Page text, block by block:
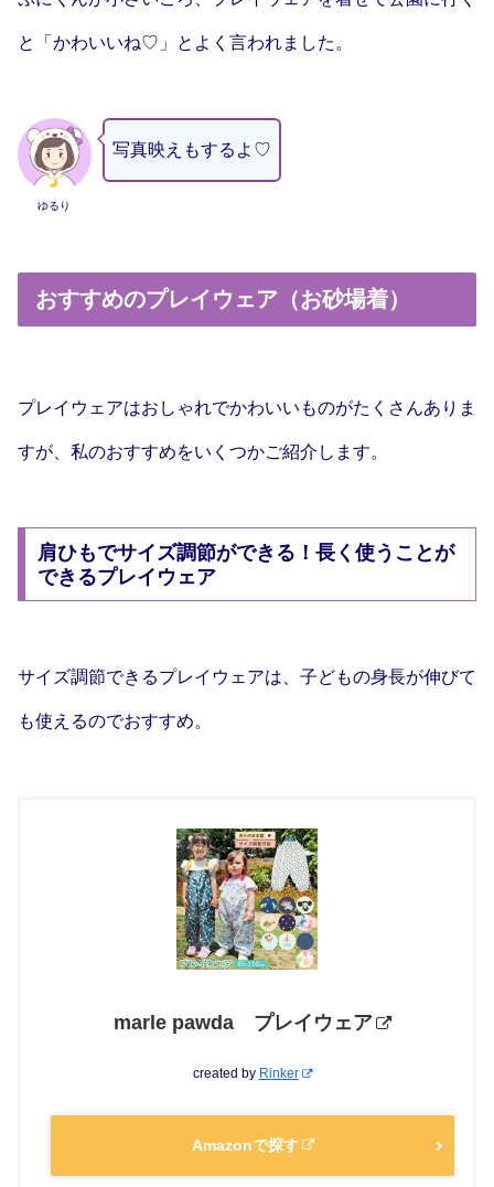
と「かわいいね♡」とよく言われました。
ゆるり
写真映えもするよ♡
おすすめのプレイウェア（お砂場着）
プレイウェアはおしゃれでかわいいものがたくさんありま
すが、私のおすすめをいくつかご紹介します。
肩ひもでサイズ調節ができる！長く使うことが
できるプレイウェア
サイズ調節できるプレイウェアは、子どもの身長が伸びて
も使えるのでおすすめ。
marle pawda プレイウェア
created by Rinker
Amazonで探す